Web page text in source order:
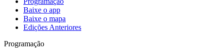
Baixe o app
Baixe o mapa
Edições Anteriores
Programação